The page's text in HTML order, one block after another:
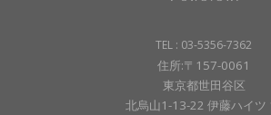
TEL : 03-5356-7362
住所:〒157-0061
東京都世田谷区
北烏山1-13-22 伊藤ハイツ